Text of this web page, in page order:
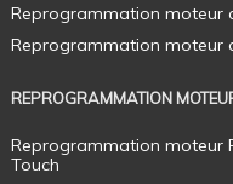
REPROGRAMMATION
Reprogrammation moteur
Touch
Reprogrammation moteur
Reprogrammation moteur